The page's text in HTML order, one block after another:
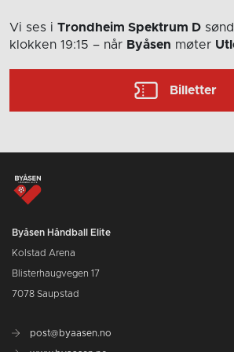
Vi ses i Trondheim Spektrum D
klokken 19:15 – når Byåsen møter
Billetter
Byåsen Håndball Elite
Kolstad Arena
Blisterhaugvegen 17
7078 Saupstad
post@byaasen.no